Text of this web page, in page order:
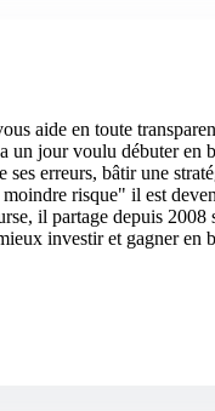
aide en toute
un jour voulu débuter en
erreurs, bâtir une
risque" il est
il partage depuis 2008
investir et gagner en